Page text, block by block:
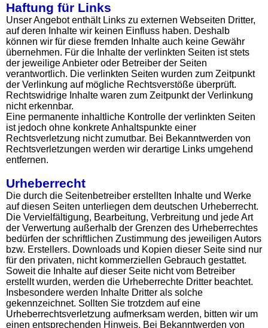
Haftung für Links
Unser Angebot enthält Links zu externen Webseiten Dritter,
auf deren Inhalte wir keinen Einfluss haben. Deshalb
können wir für diese fremden Inhalte auch keine Gewähr
übernehmen. Für die Inhalte der verlinkten Seiten ist stets
der jeweilige Anbieter oder Betreiber der Seiten
verantwortlich. Die verlinkten Seiten wurden zum Zeitpunkt
der Verlinkung auf mögliche Rechtsverstöße überprüft.
Rechtswidrige Inhalte waren zum Zeitpunkt der Verlinkung
nicht erkennbar.
Eine permanente inhaltliche Kontrolle der verlinkten Seiten
ist jedoch ohne konkrete Anhaltspunkte einer
Rechtsverletzung nicht zumutbar. Bei Bekanntwerden von
Rechtsverletzungen werden wir derartige Links umgehend
entfernen.
Urheberrecht
Die durch die Seitenbetreiber erstellten Inhalte und Werke
auf diesen Seiten unterliegen dem deutschen Urheberrecht.
Die Vervielfältigung, Bearbeitung, Verbreitung und jede Art
der Verwertung außerhalb der Grenzen des Urheberrechtes
bedürfen der schriftlichen Zustimmung des jeweiligen Autors
bzw. Erstellers. Downloads und Kopien dieser Seite sind nur
für den privaten, nicht kommerziellen Gebrauch gestattet.
Soweit die Inhalte auf dieser Seite nicht vom Betreiber
erstellt wurden, werden die Urheberrechte Dritter beachtet.
Insbesondere werden Inhalte Dritter als solche
gekennzeichnet. Sollten Sie trotzdem auf eine
Urheberrechtsverletzung aufmerksam werden, bitten wir um
einen entsprechenden Hinweis. Bei Bekanntwerden von